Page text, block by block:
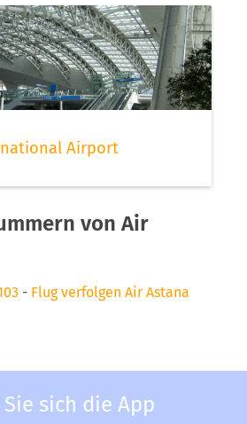
Airport
von Air
- Flug verfolgen Air Astana
sich die App